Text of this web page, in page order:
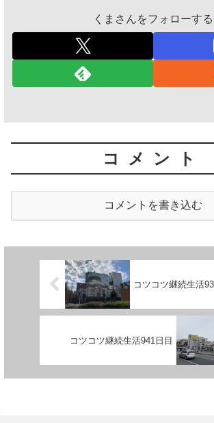
くまさんをフォローする
コメント
コメントを書き込む
コツコツ継続生活
コツコツ継続生活941日目